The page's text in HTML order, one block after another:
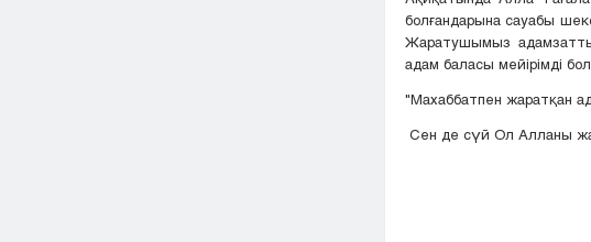
болғандарына сауабы
Жаратушымыз адамзатты
адам баласы мейірімді
"Махаббатпен жаратқан
Сен де сүй Ол Алланы